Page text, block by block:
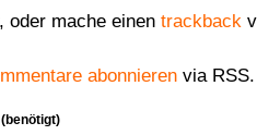
oder mache einen trackback
abonnieren via RSS.